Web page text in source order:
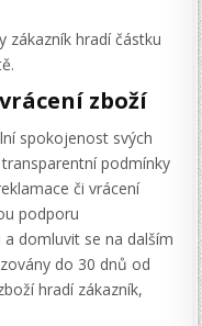
zákazník hradí částku
zboží
spokojenost svých
podmínky
či vrácení
podporu
domluvit se na dalším
do 30 dnů od
hradí zákazník,